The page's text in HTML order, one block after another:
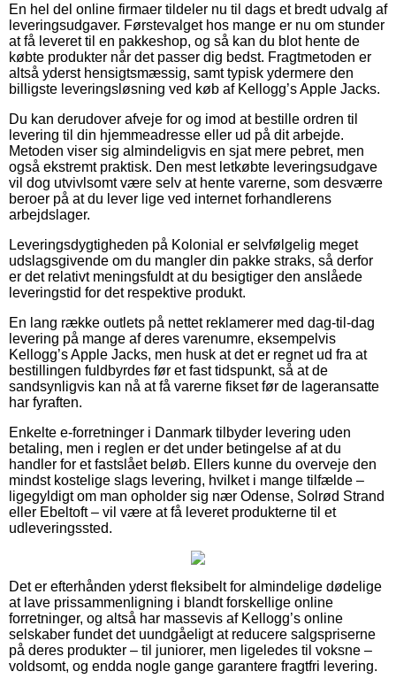
En hel del online firmaer tildeler nu til dags et bredt udvalg af
leveringsudgaver. Førstevalget hos mange er nu om stunder
at få leveret til en pakkeshop, og så kan du blot hente de
købte produkter når det passer dig bedst. Fragtmetoden er
altså yderst hensigtsmæssig, samt typisk ydermere den
billigste leveringsløsning ved køb af Kellogg’s Apple Jacks.
Du kan derudover afveje for og imod at bestille ordren til
levering til din hjemmeadresse eller ud på dit arbejde.
Metoden viser sig almindeligvis en sjat mere pebret, men
også ekstremt praktisk. Den mest letkøbte leveringsudgave
vil dog utvivlsomt være selv at hente varerne, som desværre
beroer på at du lever lige ved internet forhandlerens
arbejdslager.
Leveringsdygtigheden på Kolonial er selvfølgelig meget
udslagsgivende om du mangler din pakke straks, så derfor
er det relativt meningsfuldt at du besigtiger den anslåede
leveringstid for det respektive produkt.
En lang række outlets på nettet reklamerer med dag-til-dag
levering på mange af deres varenumre, eksempelvis
Kellogg’s Apple Jacks, men husk at det er regnet ud fra at
bestillingen fuldbyrdes før et fast tidspunkt, så at de
sandsynligvis kan nå at få varerne fikset før de lageransatte
har fyraften.
Enkelte e-forretninger i Danmark tilbyder levering uden
betaling, men i reglen er det under betingelse af at du
handler for et fastslået beløb. Ellers kunne du overveje den
mindst kostelige slags levering, hvilket i mange tilfælde –
ligegyldigt om man opholder sig nær Odense, Solrød Strand
eller Ebeltoft – vil være at få leveret produkterne til et
udleveringssted.
Det er efterhånden yderst fleksibelt for almindelige dødelige
at lave prissammenligning i blandt forskellige online
forretninger, og altså har massevis af Kellogg’s online
selskaber fundet det uundgåeligt at reducere salgspriserne
på deres produkter – til juniorer, men ligeledes til voksne –
voldsomt, og endda nogle gange garantere fragtfri levering.